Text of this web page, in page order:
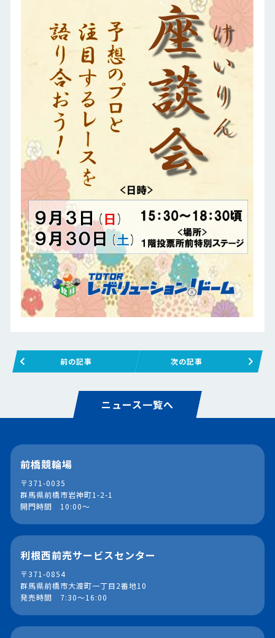
前の記事 次の記事
ニュース一覧へ
前橋競輪場
〒371-0035
群馬県前橋市岩神町1-2-1
開門時間 10:00～
利根西前売サービスセンター
〒371-0854
群馬県前橋市大渡町一丁目2番地10
発売時間 7:30～16:00